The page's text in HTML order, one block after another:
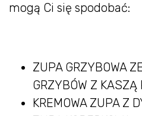
mogą Ci się spodobać:
ZUPA GRZYBOWA
GRZYBÓW Z KASZĄ
KREMOWA ZUPA Z